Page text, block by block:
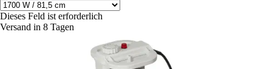
Dieses Feld ist erforderlich
Versand in 8 Tagen